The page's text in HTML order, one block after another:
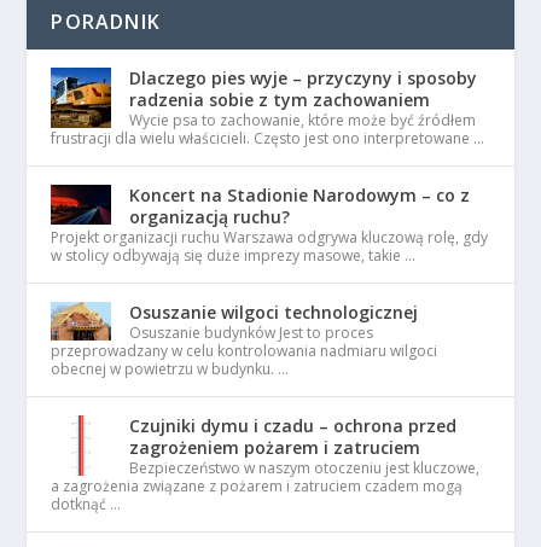
PORADNIK
Dlaczego pies wyje – przyczyny i sposoby
radzenia sobie z tym zachowaniem
Wycie psa to zachowanie, które może być źródłem
frustracji dla wielu właścicieli. Często jest ono interpretowane …
Koncert na Stadionie Narodowym – co z
organizacją ruchu?
Projekt organizacji ruchu Warszawa odgrywa kluczową rolę, gdy
w stolicy odbywają się duże imprezy masowe, takie …
Osuszanie wilgoci technologicznej
Osuszanie budynków Jest to proces
przeprowadzany w celu kontrolowania nadmiaru wilgoci
obecnej w powietrzu w budynku. …
Czujniki dymu i czadu – ochrona przed
zagrożeniem pożarem i zatruciem
Bezpieczeństwo w naszym otoczeniu jest kluczowe,
a zagrożenia związane z pożarem i zatruciem czadem mogą
dotknąć …